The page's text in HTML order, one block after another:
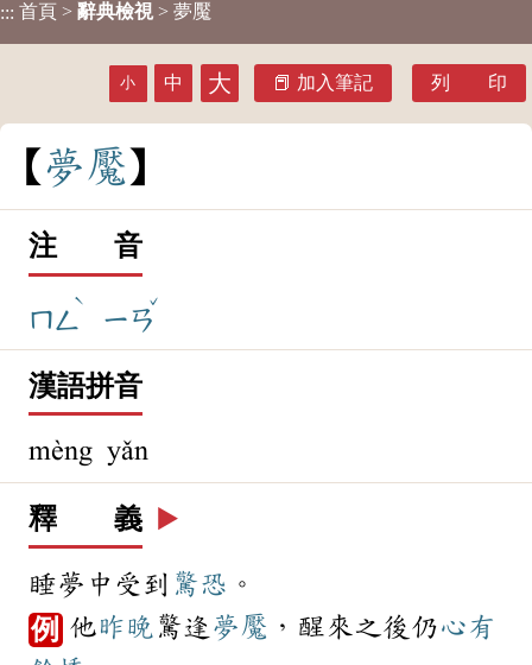
::: 首頁 > 辭典檢視 > 夢魘
小 中 大 加入筆記 列 印
夢魘
注 音
ㄇㄥ
ˋ
ㄧㄢ
ˇ
漢語拼音
mèng yǎn
釋 義 ▶️
睡夢中受到 驚恐 。
例 他昨晚 驚逢 夢魘 ，醒來之後仍心有